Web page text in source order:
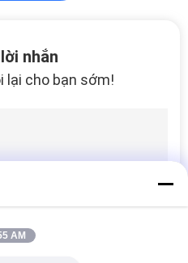
nhắn
lại cho bạn sớm!
AM